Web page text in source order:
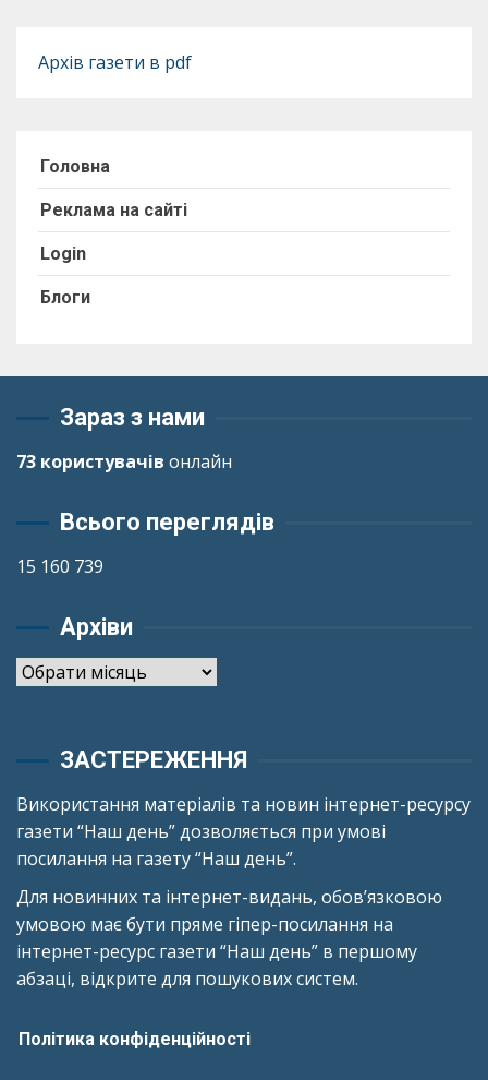
Архів газети в pdf
Головна
Реклама на сайті
Login
Блоги
Зараз з нами
73 користувачів онлайн
Всього переглядів
15 160 739
Архіви
Архіви
ЗАСТЕРЕЖЕННЯ
Використання матеріалів та новин інтернет-ресурсу
газети “Наш день” дозволяється при умові
посилання на газету “Наш день”.
Для новинних та інтернет-видань, обов’язковою
умовою має бути пряме гіпер-посилання на
інтернет-ресурс газети “Наш день” в першому
абзаці, відкрите для пошукових систем.
Політика конфіденційності